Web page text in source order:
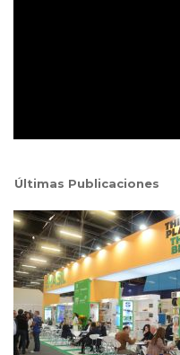
Últimas Publicaciones